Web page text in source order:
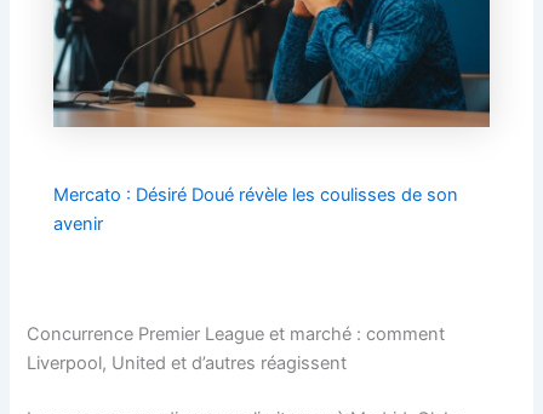
Mercato : Désiré Doué révèle les coulisses de son
avenir
Concurrence Premier League et marché : comment
Liverpool, United et d’autres réagissent